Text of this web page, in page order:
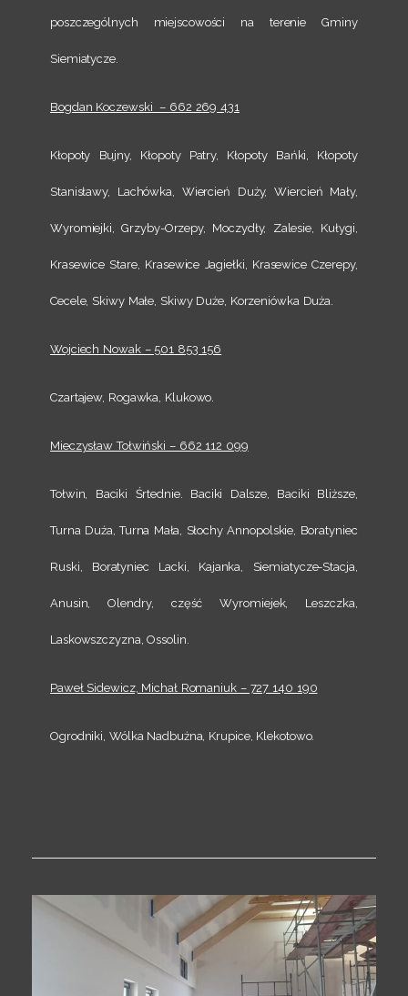
poszczególnych miejscowości na terenie Gminy
Siemiatycze.
Bogdan Koczewski – 662 269 431
Kłopoty Bujny, Kłopoty Patry, Kłopoty Bańki, Kłopoty
Stanisławy, Lachówka, Wiercień Duży, Wiercień Mały,
Wyromiejki, Grzyby-Orzepy, Moczydły, Zalesie, Kułygi,
Krasewice Stare, Krasewice Jagiełki, Krasewice Czerepy,
Cecele, Skiwy Małe, Skiwy Duże, Korzeniówka Duża.
Wojciech Nowak – 501 853 156
Czartajew, Rogawka, Klukowo.
Mieczysław Tołwiński – 662 112 099
Tołwin, Baciki Śrtednie. Baciki Dalsze, Baciki Bliższe,
Turna Duża, Turna Mała, Słochy Annopolskie, Boratyniec
Ruski, Boratyniec Lacki, Kajanka, Siemiatycze-Stacja,
Anusin, Olendry, część Wyromiejek, Leszczka,
Laskowszczyzna, Ossolin.
Paweł Sidewicz, Michał Romaniuk – 727 140 190
Ogrodniki, Wólka Nadbużna, Krupice, Klekotowo.